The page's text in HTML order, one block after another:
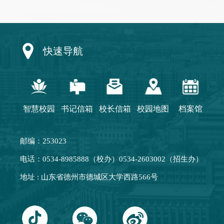
快速导航
智慧校园 书记信箱 校长信箱 校园地图 档案馆
邮编：253023
电话：0534-8985888（校办）0534-2603002（招生办）
地址 : 山东省德州市德城区大学西路566号